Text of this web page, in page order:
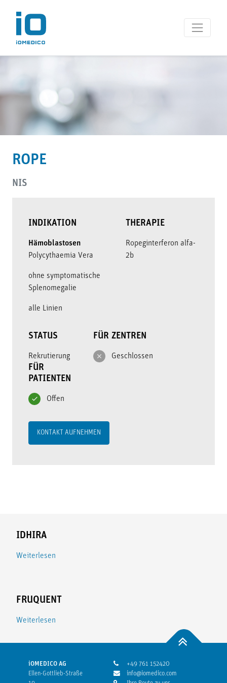
iOMEDICO Studienprojekt
ROPE
NIS
INDIKATION
Hämoblastosen
Polycythaemia Vera
ohne symptomatische
Splenomegalie
alle Linien
THERAPIE
Ropeginterferon alfa-
2b
STATUS
Rekrutierung
FÜR ZENTREN
Geschlossen
FÜR
PATIENTEN
Offen
KONTAKT AUFNEHMEN
IDHIRA
Weiterlesen
FRUQUENT
Weiterlesen
iOMEDICO AG
Ellen-Gottlieb-Straße
+49 761 152420
info@iomedico.com